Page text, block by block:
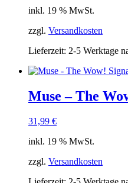
inkl. 19 % MwSt.
zzgl. Versandkosten
Lieferzeit: 2-5 Werktage
Muse – The
31,99 €
inkl. 19 % MwSt.
zzgl. Versandkosten